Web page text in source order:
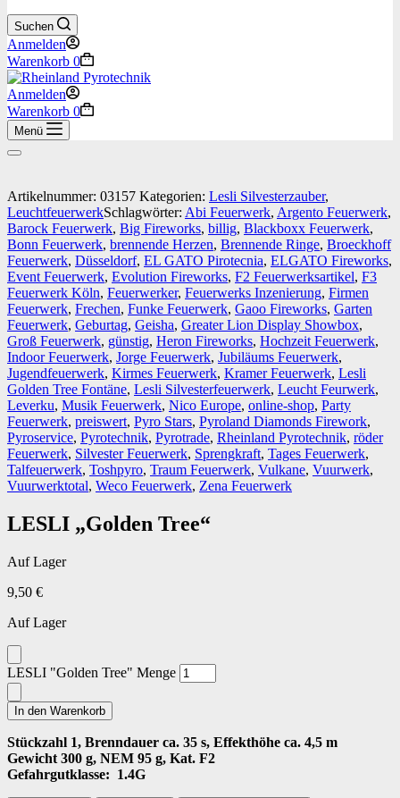
Suchen
Anmelden
Warenkorb 0
Anmelden
Warenkorb 0
Menü
Artikelnummer: 03157 Kategorien: Lesli Silvesterzauber,
Leuchtfeuerwerk​Schlagwörter: Abi Feuerwerk, Argento Feuerwerk,
Barock Feuerwerk, Big Fireworks, billig, Blackboxx Feuerwerk,
Bonn Feuerwerk, brennende Herzen, Brennende Ringe, Broeckhoff
Feuerwerk, Düsseldorf, EL GATO Pirotecnia, ELGATO Fireworks,
Event Feuerwerk, Evolution Fireworks, F2 Feuerwerksartikel, F3
Feuerwerk Köln, Feuerwerker, Feuerwerks Inzenierung, Firmen
Feuerwerk, Frechen, Funke Feuerwerk, Gaoo Fireworks, Garten
Feuerwerk, Geburtag, Geisha, Greater Lion Display Showbox,
Groß Feuerwerk, günstig, Heron Fireworks, Hochzeit Feuerwerk,
Indoor Feuerwerk, Jorge Feuerwerk, Jubiläums Feuerwerk,
Jugendfeuerwerk, Kirmes Feuerwerk, Kramer Feuerwerk, Lesli
Golden Tree Fontäne, Lesli Silvesterfeuerwerk, Leucht Feurwerk,
Leverku, Musik Feuerwerk, Nico Europe, online-shop, Party
Feuerwerk, preiswert, Pyro Stars, Pyroland Diamonds Firework,
Pyroservice, Pyrotechnik, Pyrotrade, Rheinland Pyrotechnik, röder
Feuerwerk, Silvester Feuerwerk, Sprengkraft, Tages Feuerwerk,
Talfeuerwerk, Toshpyro, Traum Feuerwerk, Vulkane, Vuurwerk,
Vuurwerktotal, Weco Feuerwerk, Zena Feuerwerk
LESLI „Golden Tree“
Auf Lager
9,50 €
Auf Lager
LESLI "Golden Tree" Menge
In den Warenkorb
Stückzahl 1, Brenndauer ca. 35 s, Effekthöhe ca. 4,5 m
Gewicht 300 g, NEM 95 g, Kat. F2
Gefahrgutklasse: 1.4G